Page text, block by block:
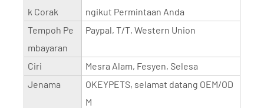
k Corak
ngikut Permintaan Anda
Tempoh Pe
mbayaran
Paypal, T/T, Western Union
Ciri
Mesra Alam, Fesyen, Selesa
Jenama
OKEYPETS, selamat datang OEM/OD
M